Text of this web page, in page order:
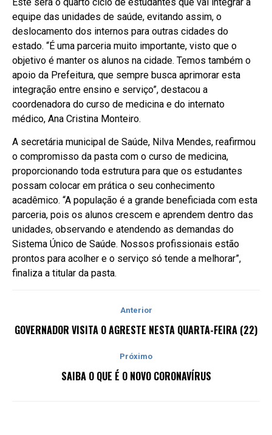
equipe das unidades de saúde, evitando assim, o
deslocamento dos internos para outras cidades do
estado. “É uma parceria muito importante, visto que o
objetivo é manter os alunos na cidade. Temos também o
apoio da Prefeitura, que sempre busca aprimorar esta
integração entre ensino e serviço”, destacou a
coordenadora do curso de medicina e do internato
médico, Ana Cristina Monteiro.
A secretária municipal de Saúde, Nilva Mendes, reafirmou
o compromisso da pasta com o curso de medicina,
proporcionando toda estrutura para que os estudantes
possam colocar em prática o seu conhecimento
acadêmico. “A população é a grande beneficiada com esta
parceria, pois os alunos crescem e aprendem dentro das
unidades, observando e atendendo as demandas do
Sistema Único de Saúde. Nossos profissionais estão
prontos para acolher e o serviço só tende a melhorar”,
finaliza a titular da pasta.
Anterior
GOVERNADOR VISITA O AGRESTE NESTA QUARTA-FEIRA (22)
Próximo
SAIBA O QUE É O NOVO CORONAVÍRUS